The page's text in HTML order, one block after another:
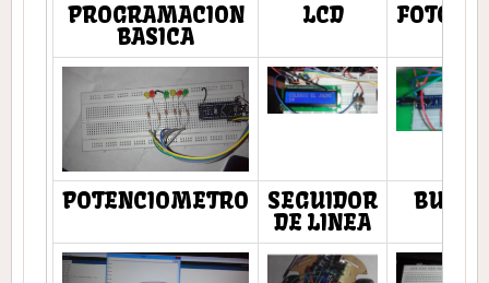
PROGRAMACION
BASICA
LCD
POTENCIOMETRO
SEGUIDOR
DE LINEA